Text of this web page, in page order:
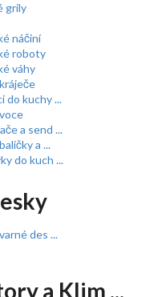
grily
náčiní
roboty
váhy
do kuchy ...
a send ...
a ...
do kuch ...
des ...
a Klim ...